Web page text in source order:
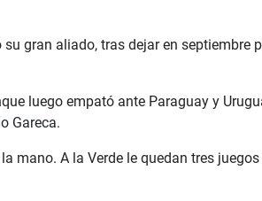
gran aliado, tras dejar en septiembre
luego empató ante Paraguay y
Gareca.
A la Verde le quedan tres